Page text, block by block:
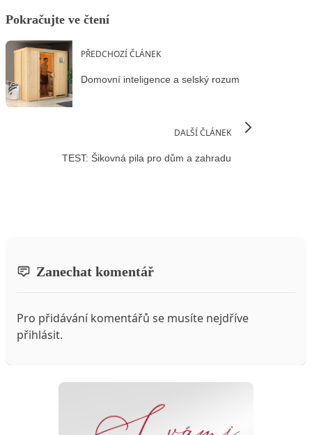
Pokračujte ve čtení
PŘEDCHOZÍ ČLÁNEK
Domovní inteligence a selský rozum
DALŠÍ ČLÁNEK
TEST: Šikovná pila pro dům a zahradu
Zanechat komentář
Pro přidávání komentářů se musíte nejdříve
přihlásit.